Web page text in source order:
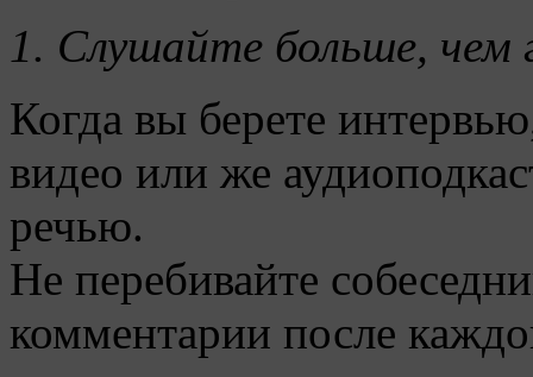
1. Слушайте больше, чем
Когда вы берете
видео или же
речью.
Не перебивайте
комментарии после